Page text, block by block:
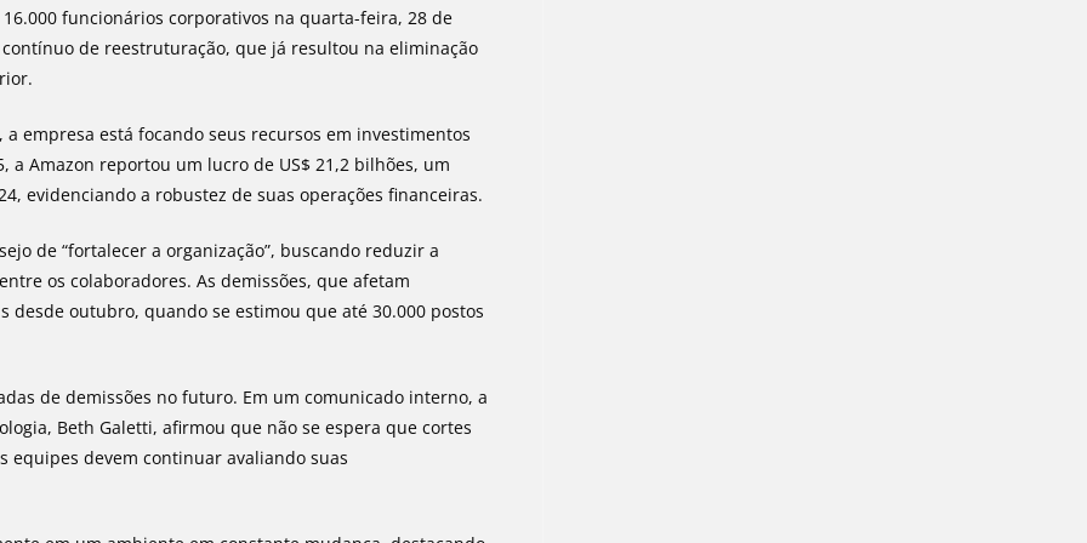
funcionários corporativos na quarta-feira, 28 de
de reestruturação, que já resultou na eliminação
empresa está focando seus recursos em investimentos
Amazon reportou um lucro de US$ 21,2 bilhões, um
evidenciando a robustez de suas operações financeiras.
de “fortalecer a organização”, buscando reduzir a
os colaboradores. As demissões, que afetam
outubro, quando se estimou que até 30.000 postos
de demissões no futuro. Em um comunicado interno, a
Beth Galetti, afirmou que não se espera que cortes
equipes devem continuar avaliando suas